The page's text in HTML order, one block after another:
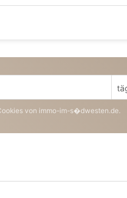
von immo-im-s�dwesten.de.